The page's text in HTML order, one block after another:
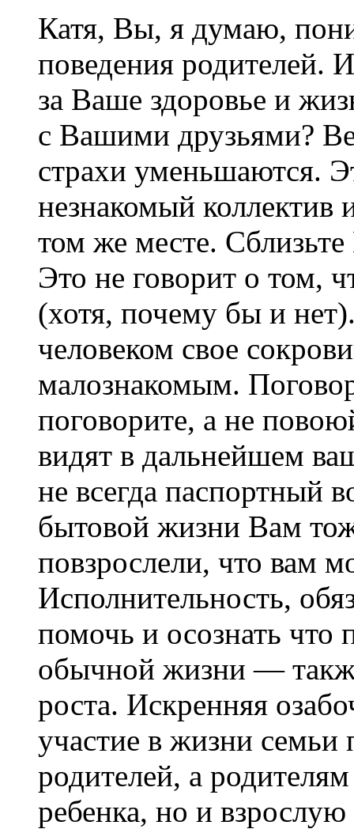
Катя, Вы, я думаю,
поведения родителей.
за Ваше здоровье и
с Вашими друзьями?
страхи уменьшаются.
незнакомый коллектив
том же месте.
Это не говорит о том,
(хотя, почему бы и
человеком свое
малознакомым.
поговорите, а не
видят в дальнейшем
не всегда паспортный
бытовой жизни Вам
повзрослели, что вам
Исполнительность,
помочь и осознать что
обычной жизни —
роста. Искренняя
участие в жизни
родителей, а
ребенка, но и